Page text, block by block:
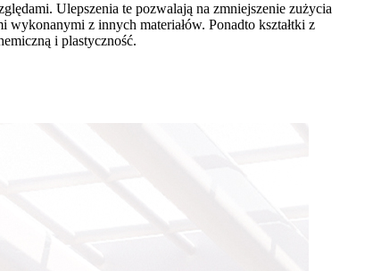
Ulepszenia te pozwalają na zmniejszenie zużycia
z innych materiałów. Ponadto kształtki z
i plastyczność.